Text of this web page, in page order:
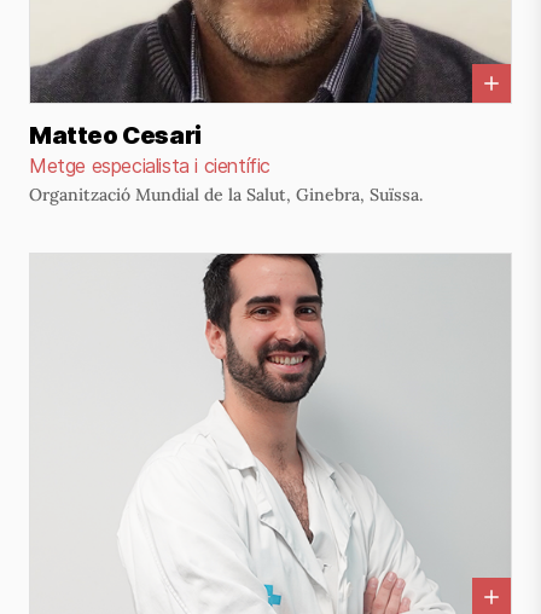
Matteo Cesari
Metge especialista i científic
Organització Mundial de la Salut, Ginebra, Suïssa.